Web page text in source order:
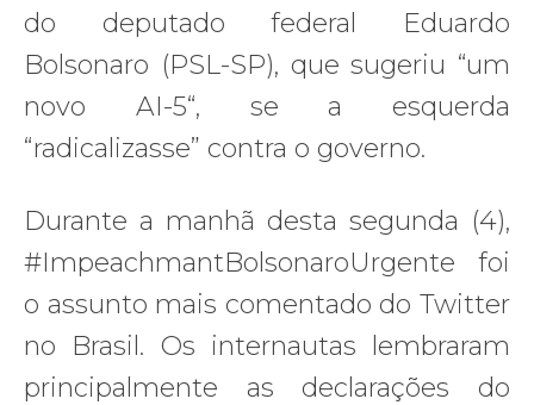
do deputado federal Eduardo
Bolsonaro (PSL-SP), que sugeriu “um
novo AI-5“, se a esquerda
“radicalizasse” contra o governo.
Durante a manhã desta segunda (4),
#ImpeachmantBolsonaroUrgente foi
o assunto mais comentado do Twitter
no Brasil. Os internautas lembraram
principalmente as declarações do